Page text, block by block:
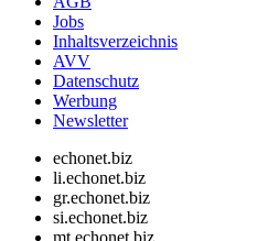
Jobs
Inhaltsverzeichnis
AVV
Datenschutz
Werbung
Newsletter
echonet.biz
li.echonet.biz
gr.echonet.biz
si.echonet.biz
mt.echonet.biz